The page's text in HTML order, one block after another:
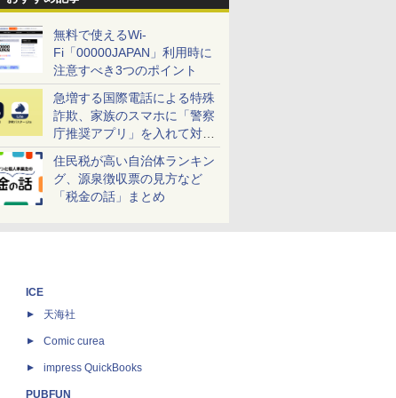
無料で使えるWi-
Fi「00000JAPAN」利用時に
注意すべき3つのポイント
急増する国際電話による特殊
詐欺、家族のスマホに「警察
庁推奨アプリ」を入れて対策
しよう！
住民税が高い自治体ランキン
グ、源泉徴収票の見方など
「税金の話」まとめ
ICE
天海社
Comic curea
impress QuickBooks
PUBFUN